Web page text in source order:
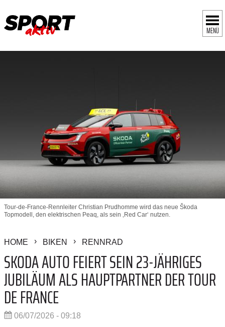
MENÜ
Tour-de-France-Rennleiter Christian Prudhomme wird das neue Škoda
Topmodell, den elektrischen Peaq, als sein ‚Red Car‘ nutzen.
HOME BIKEN RENNRAD
SKODA AUTO FEIERT SEIN 23-JÄHRIGES
JUBILÄUM ALS HAUPTPARTNER DER TOUR
DE FRANCE
06/07/2026 - 09:18